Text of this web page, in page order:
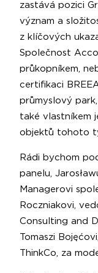
zastává pozici
význam a
z klíčových
Společnost
průkopníkem,
certifikaci
průmyslový
také vlastníkem
objektů tohoto
Rádi bychom
panelu,
Managerovi
Roczniakovi,
Consulting and
Tomaszi
ThinkCo, za